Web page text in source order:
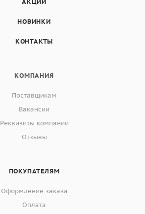
АКЦИИ
НОВИНКИ
КОНТАКТЫ
КОМПАНИЯ
Поставщикам
Вакансии
Реквизиты компании
Отзывы
ПОКУПАТЕЛЯМ
Оформление заказа
Оплата